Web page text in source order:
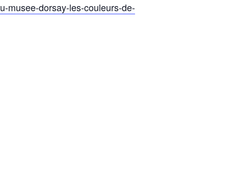
musee-dorsay-les-couleurs-de-